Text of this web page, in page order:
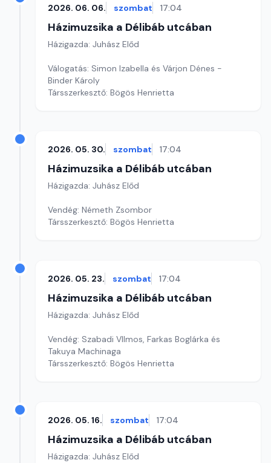
2026. 06. 06. szombat 17:04
Házimuzsika a Délibáb utcában
Házigazda: Juhász Előd
Válogatás: Simon Izabella és Várjon Dénes -
Binder Károly
Társszerkesztő: Bögös Henrietta
2026. 05. 30. szombat 17:04
Házimuzsika a Délibáb utcában
Házigazda: Juhász Előd
Vendég: Németh Zsombor
Társszerkesztő: Bögös Henrietta
2026. 05. 23. szombat 17:04
Házimuzsika a Délibáb utcában
Házigazda: Juhász Előd
Vendég: Szabadi VIlmos, Farkas Boglárka és
Takuya Machinaga
Társszerkesztő: Bögös Henrietta
2026. 05. 16. szombat 17:04
Házimuzsika a Délibáb utcában
Házigazda: Juhász Előd